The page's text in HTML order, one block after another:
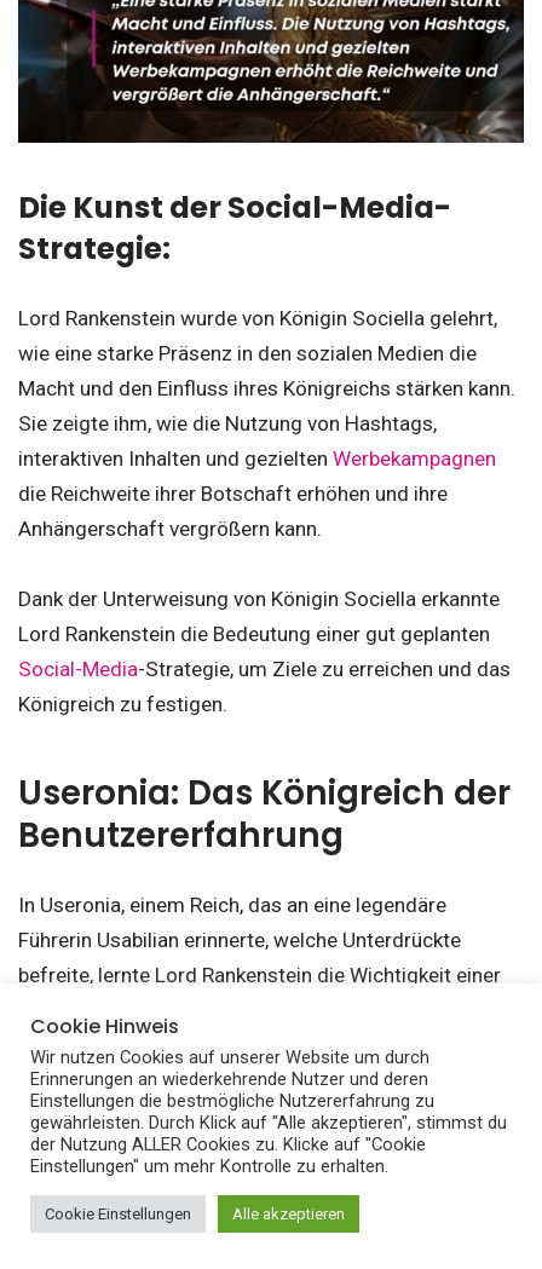
Die Kunst der Social-Media-
Strategie:
Lord Rankenstein wurde von Königin Sociella gelehrt,
wie eine starke Präsenz in den sozialen Medien die
Macht und den Einfluss ihres Königreichs stärken kann.
Sie zeigte ihm, wie die Nutzung von Hashtags,
interaktiven Inhalten und gezielten Werbekampagnen
die Reichweite ihrer Botschaft erhöhen und ihre
Anhängerschaft vergrößern kann.
Dank der Unterweisung von Königin Sociella erkannte
Lord Rankenstein die Bedeutung einer gut geplanten
Social-Media-Strategie, um Ziele zu erreichen und das
Königreich zu festigen.
Useronia: Das Königreich der
Benutzererfahrung
In Useronia, einem Reich, das an eine legendäre
Führerin Usabilian erinnerte, welche Unterdrückte
befreite, lernte Lord Rankenstein die Wichtigkeit einer
Ähnlich wie die legendäre Führerin, die gefangenen
Gehaltenen befreite, befreite Useronia die Nutzer von
Frustrationen und Hindernissen. Rankenstein erkannte,
klare Navigation das Nutzererlebnis verbessern können.
Cookie Hinweis
Wir nutzen Cookies auf unserer Website um durch
Erinnerungen an wiederkehrende Nutzer und deren
Einstellungen die bestmögliche Nutzererfahrung zu
gewährleisten. Durch Klick auf "Alle akzeptieren", stimmst du
der Nutzung ALLER Cookies zu. Klicke auf "Cookie
Einstellungen" um mehr Kontrolle zu erhalten.
Cookie Einstellungen Alle akzeptieren